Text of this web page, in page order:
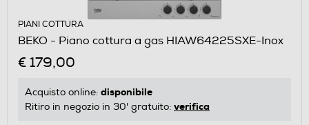
PIANI COTTURA
BEKO - Piano cottura a gas HIAW64225SXE-Inox
€ 179,00
Acquisto online: disponibile
Ritiro in negozio in 30' gratuito: verifica